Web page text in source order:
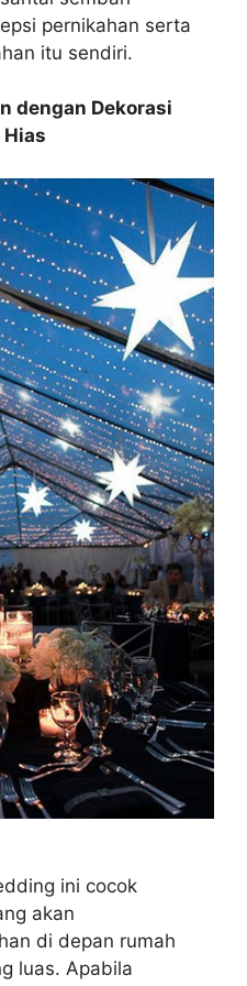
pernikahan serta
itu sendiri.
dengan Dekorasi
Hias
ini cocok
akan
di depan rumah
luas. Apabila